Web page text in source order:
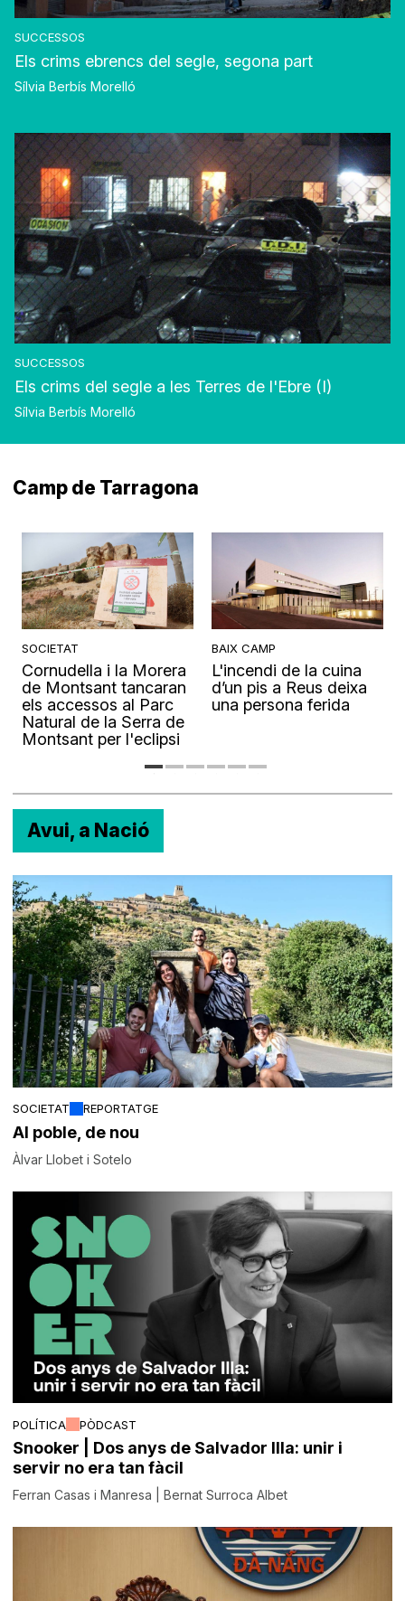
SUCCESSOS
Els crims ebrencs del segle, segona part
Sílvia Berbís Morelló
SUCCESSOS
Els crims del segle a les Terres de l'Ebre (I)
Sílvia Berbís Morelló
Camp de Tarragona
SOCIETAT
Cornudella i la Morera
de Montsant tancaran
els accessos al Parc
Natural de la Serra de
Montsant per l'eclipsi
BAIX CAMP
L'incendi de la cuina
d’un pis a Reus deixa
una persona ferida
Avui, a Nació
SOCIETAT REPORTATGE
Al poble, de nou
Àlvar Llobet i Sotelo
POLÍTICA PÒDCAST
Snooker | Dos anys de Salvador Illa: unir i
servir no era tan fàcil
Ferran Casas i Manresa | Bernat Surroca Albet